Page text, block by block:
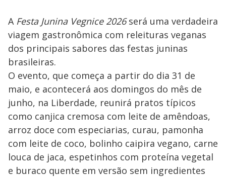
A Festa Junina Vegnice 2026será uma verdadeira
viagem gastronômica com releituras veganas
dos principais sabores das festas juninas
brasileiras.
O evento, que começa a partir do dia 31 de
maio, e acontecerá aos domingos do mês de
junho, na Liberdade, reunirá pratos típicos
como canjica cremosa com leite de amêndoas,
arroz doce com especiarias, curau, pamonha
com leite de coco, bolinho caipira vegano, carne
louca de jaca, espetinhos com proteína vegetal
e buraco quente em versão sem ingredientes